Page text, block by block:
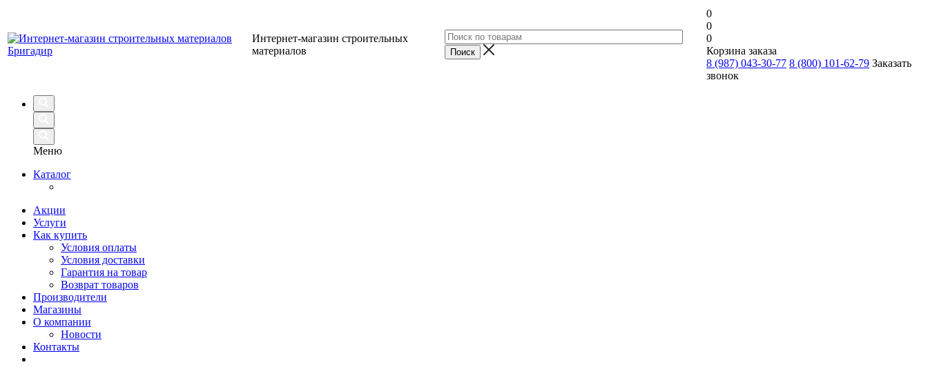
Интернет-магазин строительных
материалов
0
0
0
Корзина заказа
8 (987) 043-30-77 8 (800) 101-62-79 Заказать
звонок
Меню
Каталог
Акции
Услуги
Как купить
Условия оплаты
Условия доставки
Гарантия на товар
Возврат товаров
Производители
Магазины
О компании
Новости
Контакты